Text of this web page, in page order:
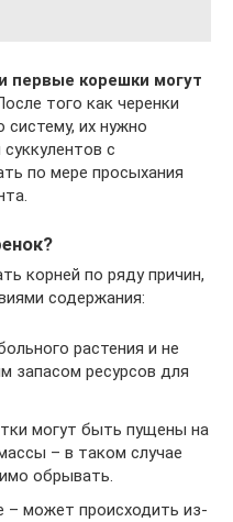
первые корешки могут
того как черенки
их нужно
с
по мере просыхания
корней по ряду причин,
содержания:
растения и не
запасом ресурсов для
могут быть пущены на
– в таком случае
обрывать.
– может происходить из-